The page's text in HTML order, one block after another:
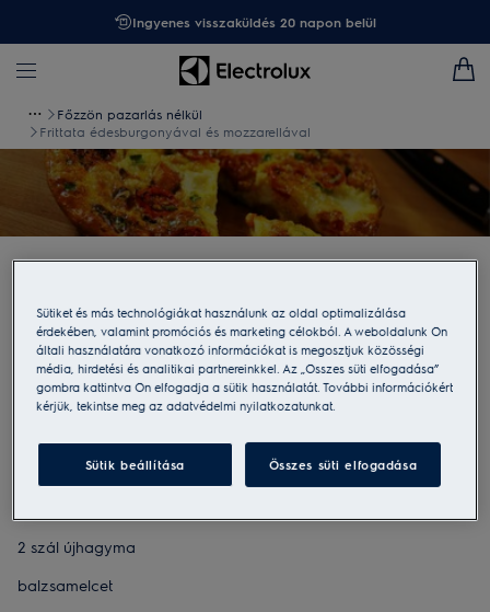
Ingyenes visszaküldés 20 napon belül
Főzzön pazarlás nélkül
Frittata édesburgonyával és mozzarellával
mozzarellával
Hozzávalók
20 dkg édesburgonya
10 dkg mozzarella
2 szál újhagyma
balzsamelcet
Sütiket és más technológiákat használunk az oldal optimalizálása
érdekében, valamint promóciós és marketing célokból. A weboldalunk Ön
általi használatára vonatkozó információkat is megosztjuk közösségi
média, hirdetési és analitikai partnereinkkel. Az „Összes süti elfogadása”
gombra kattintva Ön elfogadja a sütik használatát. További információkért
kérjük, tekintse meg az adatvédelmi nyilatkozatunkat.
Sütik beállítása Összes süti elfogadása